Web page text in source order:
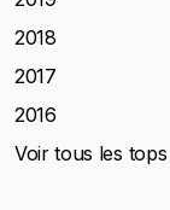
2018
2017
2016
Voir tous les